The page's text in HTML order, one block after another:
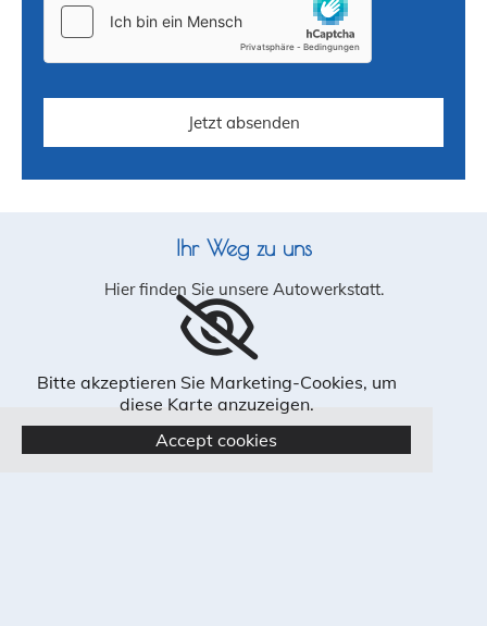
Ihr Weg zu uns
Hier finden Sie unsere Autowerkstatt.
Bitte akzeptieren Sie Marketing-Cookies, um
diese Karte anzuzeigen.
Accept cookies